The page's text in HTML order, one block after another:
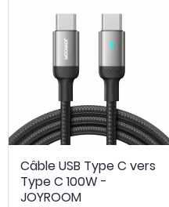
Câble USB Type C vers
Type C 100W -
JOYROOM